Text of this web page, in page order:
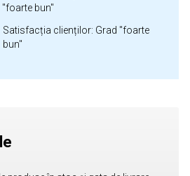
"foarte bun"
Satisfacția clienților: Grad "foarte
bun"